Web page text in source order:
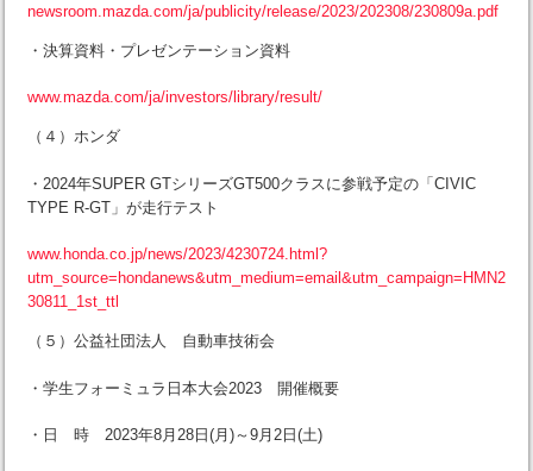
newsroom.mazda.com/ja/publicity/release/2023/202308/230809a.pdf
・決算資料・プレゼンテーション資料
www.mazda.com/ja/investors/library/result/
（４）ホンダ
・2024年SUPER GTシリーズGT500クラスに参戦予定の「CIVIC
TYPE R-GT」が走行テスト
www.honda.co.jp/news/2023/4230724.html?
utm_source=hondanews&utm_medium=email&utm_campaign=HMN2
30811_1st_ttl
（５）公益社団法人 自動車技術会
・学生フォーミュラ日本大会2023 開催概要
・日 時 2023年8月28日(月)～9月2日(土)